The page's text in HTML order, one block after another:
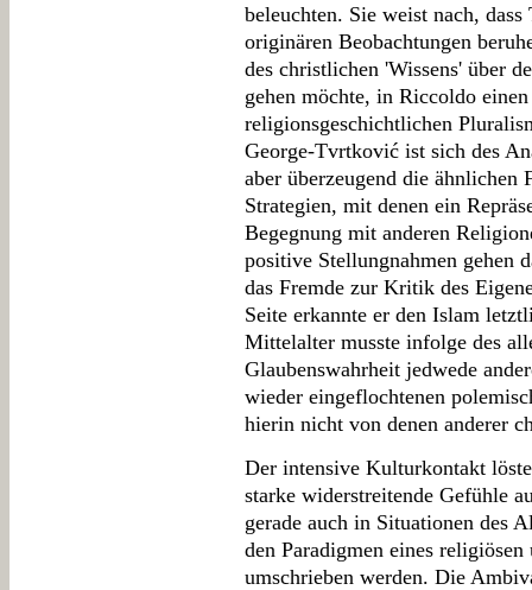
beleuchten. Sie weist nach,
originären Beobachtungen
des christlichen 'Wissens' über
gehen möchte, in Riccoldo
religionsgeschichtlichen
George-Tvrtković ist sich des
aber überzeugend die ähnlichen
Strategien, mit denen ein
Begegnung mit anderen
positive Stellungnahmen gehen
das Fremde zur Kritik des
Seite erkannte er den Islam
Mittelalter musste infolge des
Glaubenswahrheit jedwede
wieder eingeflochtenen
hierin nicht von denen anderer
Der intensive Kulturkontakt
starke widerstreitende Gefühle
gerade auch in Situationen des
den Paradigmen eines
umschrieben werden. Die